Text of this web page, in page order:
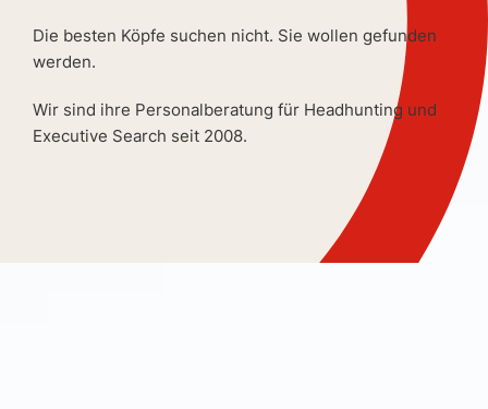
Die besten Köpfe suchen nicht. Sie wollen gefunden
werden.
Wir sind ihre Personalberatung für Headhunting und
Executive Search seit 2008.